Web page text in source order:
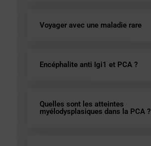
Voyager avec une maladie rare
Encéphalite anti Igi1 et PCA ?
Quelles sont les atteintes
myélodysplasiques dans la PCA ?